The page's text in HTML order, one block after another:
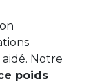
Notre
poids